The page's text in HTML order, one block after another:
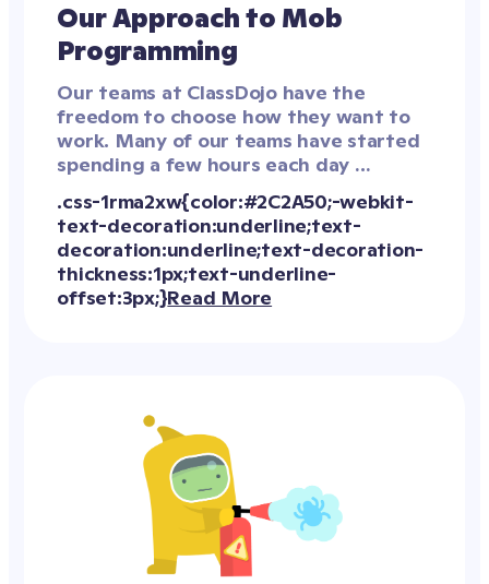
Our Approach to Mob
Programming
Our teams at ClassDojo have the
freedom to choose how they want to
work. Many of our teams have started
spending a few hours each day
mobbing because we've found it to be
an effective form of collaboration.
Here's how we do it!
Read More